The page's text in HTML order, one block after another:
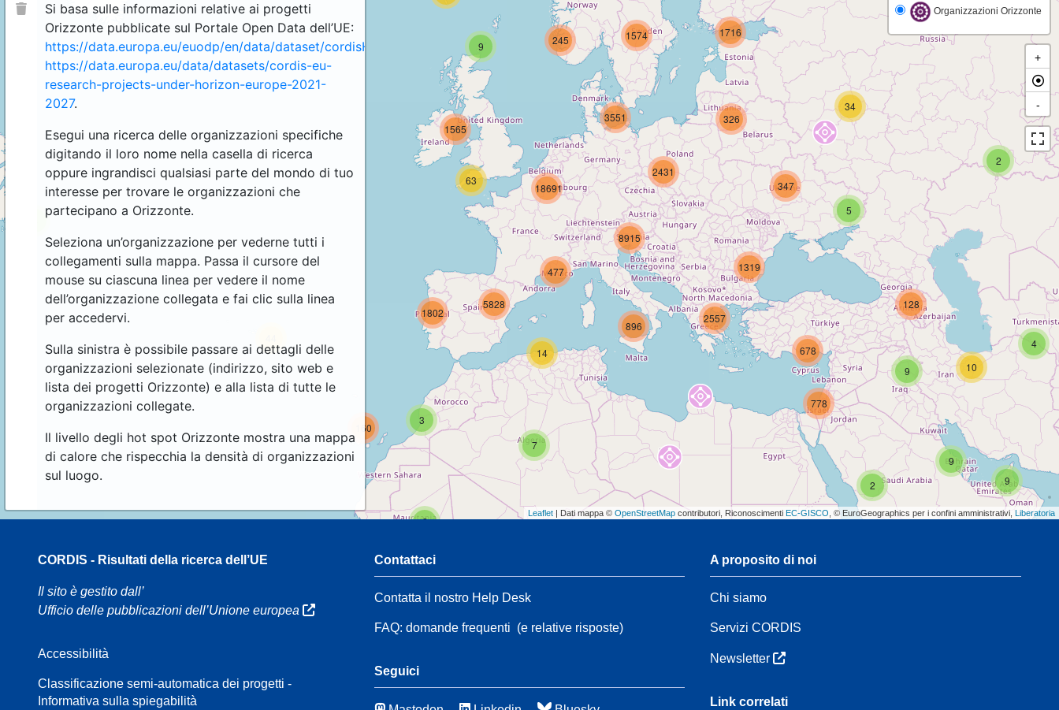
Si basa sulle informazioni relative ai progetti
Orizzonte pubblicate sul Portale Open Data dell’UE:
https://data.europa.eu/euodp/en/data/dataset/cordisH2020projects
https://data.europa.eu/data/datasets/cordis-eu-
research-projects-under-horizon-europe-2021-
2027.
Esegui una ricerca delle organizzazioni specifiche
digitando il loro nome nella casella di ricerca
oppure ingrandisci qualsiasi parte del mondo di tuo
interesse per trovare le organizzazioni che
partecipano a Orizzonte.
Seleziona un’organizzazione per vederne tutti i
collegamenti sulla mappa. Passa il cursore del
mouse su ciascuna linea per vedere il nome
dell’organizzazione collegata e fai clic sulla linea
per accedervi.
Sulla sinistra è possibile passare ai dettagli delle
organizzazioni selezionate (indirizzo, sito web e
lista dei progetti Orizzonte) e alla lista di tutte le
organizzazioni collegate.
Il livello degli hot spot Orizzonte mostra una mappa
di calore che rispecchia la densità di organizzazioni
sul luogo.
9
9
4
10
2
2
21
55
3
160
2
34
9 245
896
5
9
128
1319
778
678
2557
7
14
1802
5828
63
477
3551
1565
18691
326
347
8915
2431
1574 1716
Organizzazioni Orizzonte
+
-
Leaflet | Dati mappa © OpenStreetMap contributori, Riconoscimenti EC-GISCO , © EuroGeographics per i confini amministrativi, Liberatoria
CORDIS - Risultati della ricerca dell’UE
Il sito è gestito dall’
Ufficio delle pubblicazioni dell’Unione europea
Accessibilità
Classificazione semi-automatica dei progetti -
Informativa sulla spiegabilità
Contattaci
Contatta il nostro Help Desk
FAQ: domande frequenti (e relative risposte)
Seguici
A proposito di noi
Chi siamo
Servizi CORDIS
Newsletter
Link correlati